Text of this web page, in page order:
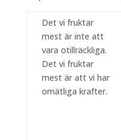
Det vi fruktar
mest är inte att
vara otillräckliga.
Det vi fruktar
mest är att vi har
omätliga krafter.